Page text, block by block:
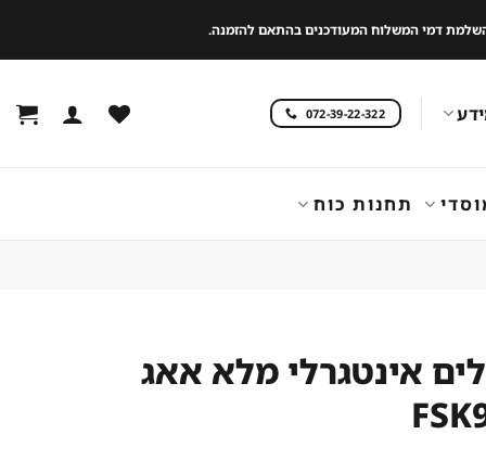
דמי המשלוח המעודכנים בהתאם להזמנה.
072-39-22-322
תחנות כוח
אינטגרלי מלא אאג